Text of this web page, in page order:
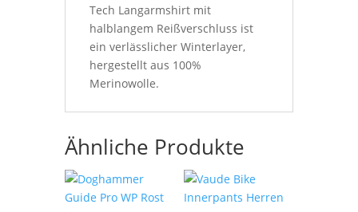
Tech Langarmshirt mit
halblangem Reißverschluss ist
ein verlässlicher Winterlayer,
hergestellt aus 100%
Merinowolle.
Ähnliche Produkte